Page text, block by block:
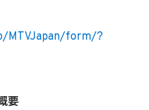
MTVJapan/form/?
要